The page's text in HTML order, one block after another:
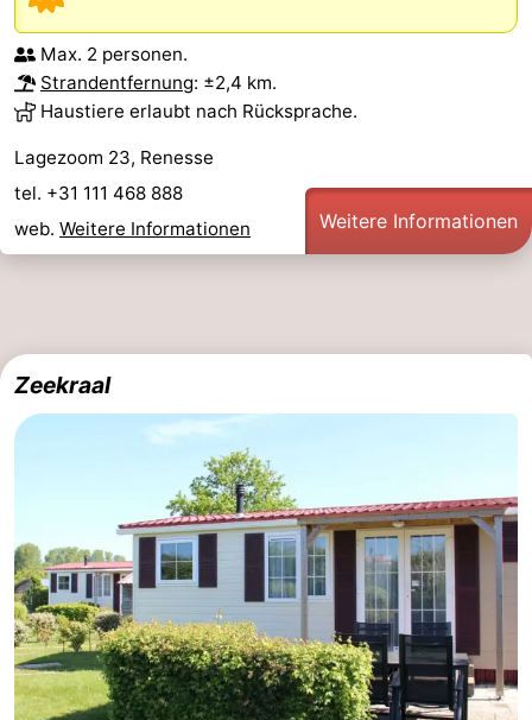
Max. 2 personen.
Strandentfernung: ±2,4 km.
Haustiere erlaubt nach Rücksprache.
Lagezoom 23, Renesse
tel. +31 111 468 888
web. Weitere Informationen Weitere Informationen
Zeekraal